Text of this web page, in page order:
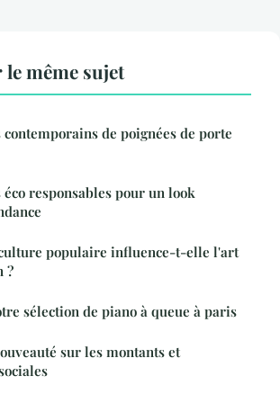
même sujet
contemporains de poignées de porte
éco responsables pour un look
populaire influence-t-elle l'art
?
sélection de piano à queue à paris
sur les montants et